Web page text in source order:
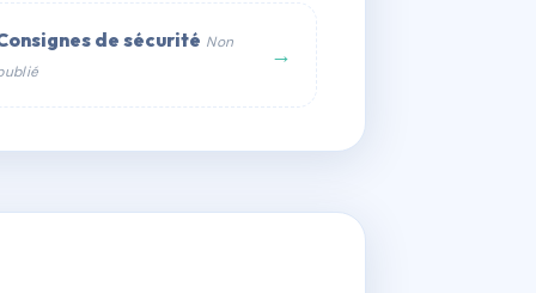
de sécurité Non
→